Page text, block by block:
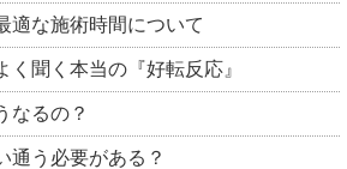
適な施術時間について
く聞く本当の『好転反応』
なるの？
通う必要がある？